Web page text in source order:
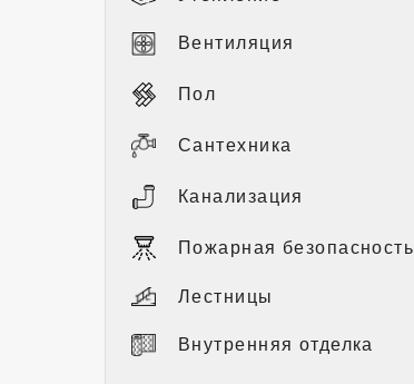
Вентиляция
Пол
Сантехника
Канализация
Пожарная безопасность
Лестницы
Внутренняя отделка